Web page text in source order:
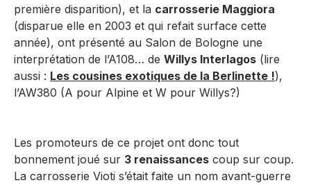
première disparition), et la carrosserie Maggiora
(disparue elle en 2003 et qui refait surface cette
année), ont présenté au Salon de Bologne une
interprétation de l’A108… de Willys Interlagos (lire
aussi : Les cousines exotiques de la Berlinette !),
l’AW380 (A pour Alpine et W pour Willys?)
Les promoteurs de ce projet ont donc tout
bonnement joué sur 3 renaissances coup sur coup.
La carrosserie Vioti s’était faite un nom avant-guerre